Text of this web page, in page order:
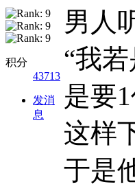
积分
43713
发消
息
男人
“我
是要
这样
于是